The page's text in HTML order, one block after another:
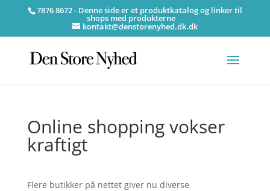
7876 8672 - Denne side er et produktkatalog og linker til
shops med produkterne
kontakt@denstorenyhed.dk.dk
Online shopping vokser
kraftigt
Flere butikker på nettet giver nu diverse